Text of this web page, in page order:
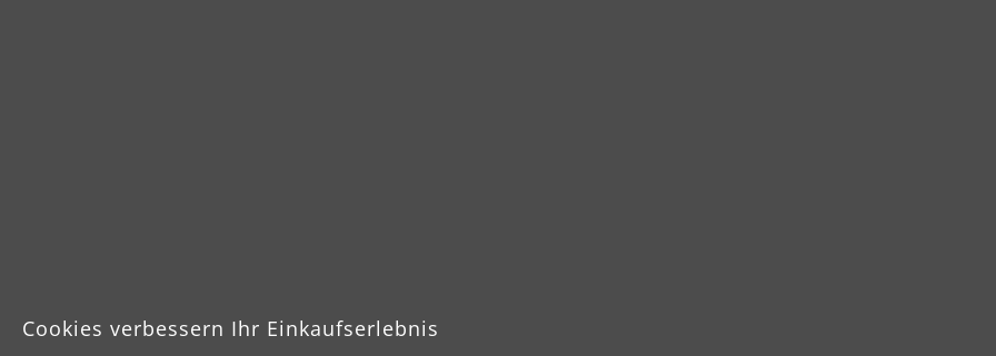
Cookies verbessern Ihr Einkaufserlebnis